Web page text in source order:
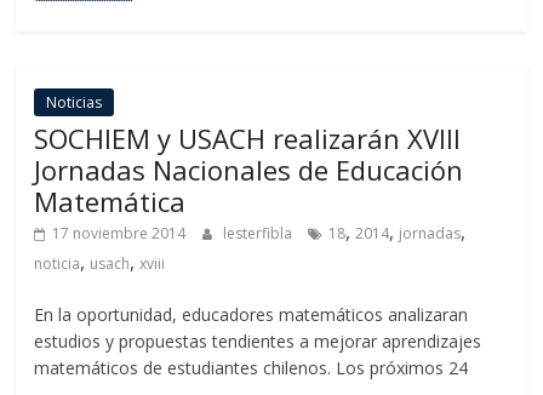
Noticias
SOCHIEM y USACH realizarán XVIII
Jornadas Nacionales de Educación
Matemática
17 noviembre 2014 lesterfibla 18,2014, jornadas,
noticia, usach,xviii
En la oportunidad, educadores matemáticos analizaran
estudios y propuestas tendientes a mejorar aprendizajes
matemáticos de estudiantes chilenos. Los próximos 24